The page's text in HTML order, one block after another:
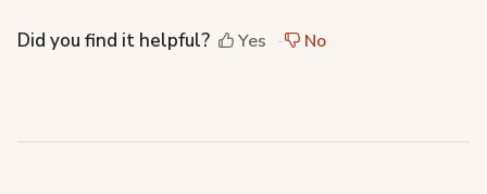
Did you find it helpful? Yes No